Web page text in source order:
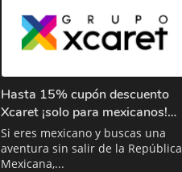
Hasta 15% cupón descuento
Xcaret ¡solo para mexicanos!
este Black Week
Si eres mexicano y buscas una
aventura sin salir de la República
Mexicana,...